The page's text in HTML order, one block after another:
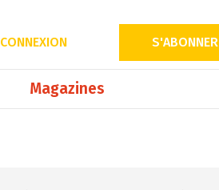
CONNEXION S'ABONNER
Magazines